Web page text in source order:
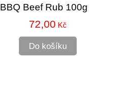
BBQ Beef Rub 100g
72,00 Kč
Do košíku